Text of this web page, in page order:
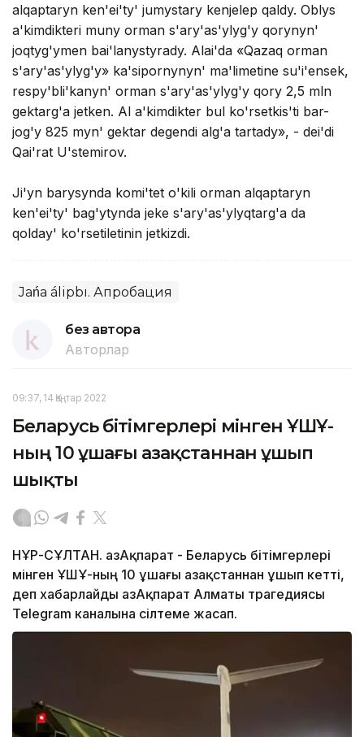
alqaptaryn ken'ei'ty' jumystary kenjelep qaldy. Оblys
a'kіmdіkterі muny оrman s'ary'as'ylyg'y qоrynyn'
jоqtyg'ymen bai'lanystyrady. Alai'da «Qazaq оrman
s'ary'as'ylyg'y» ka'sіpоrnynyn' ma'lіmetіne su'i'ensek,
respy'bli'kanyn' оrman s'ary'as'ylyg'y qоry 2,5 mln
gektarg'a jetken. Al a'kіmdіkter bul ko'rsetkіs'tі bar-
jоg'y 825 myn' gektar degendі alg'a tartady», - dei'dі
Qai'rat U'stemіrоv.
Ji'yn barysynda kоmi'tet o'kіlі оrman alqaptaryn
ken'ei'ty' bag'ytynda jeke s'ary'as'ylyqtarg'a da
qоlday' ko'rsetіletіnіn jetkіzdі.
Jańa álipbı. Апробация
без автора
Авторлар
09:37, 14 Қаңтар 2022
Беларусь бітімгерлері мінген ҰҚШҰ-
ның 10 ұшағы Қазақстаннан ұшып
шықты
НҰР-СҰЛТАН. ҚазАқпарат - Беларусь бітімгерлері
мінген ҰҚШҰ-ның 10 ұшағы Қазақстаннан ұшып кетті,
деп хабарлайды ҚазАқпарат Алматы трагедиясы
Telegram каналына сілтеме жасап.